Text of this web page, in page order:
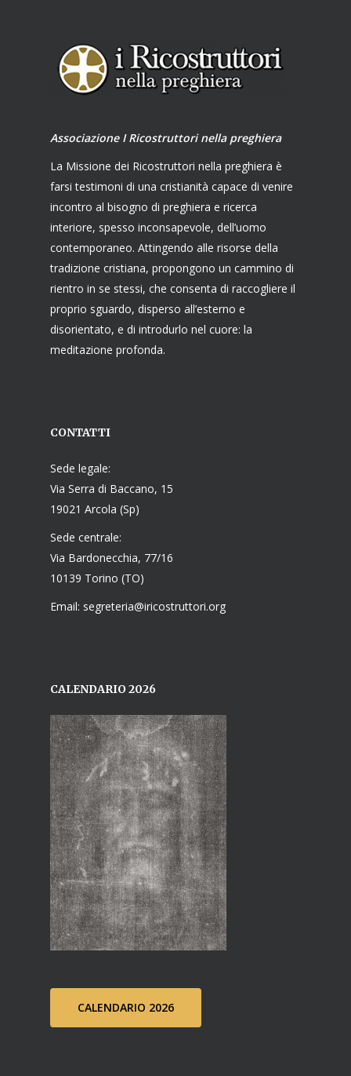
Associazione I Ricostruttori nella preghiera
La Missione dei Ricostruttori nella preghiera è
farsi testimoni di una cristianità capace di venire
incontro al bisogno di preghiera e ricerca
interiore, spesso inconsapevole, dell’uomo
contemporaneo. Attingendo alle risorse della
tradizione cristiana, propongono un cammino di
rientro in se stessi, che consenta di raccogliere il
proprio sguardo, disperso all’esterno e
disorientato, e di introdurlo nel cuore: la
meditazione profonda.
CONTATTI
Sede legale:
Via Serra di Baccano, 15
19021 Arcola (Sp)
Sede centrale:
Via Bardonecchia, 77/16
10139 Torino (TO)
Email: segreteria@iricostruttori.org
CALENDARIO 2026
CALENDARIO 2026